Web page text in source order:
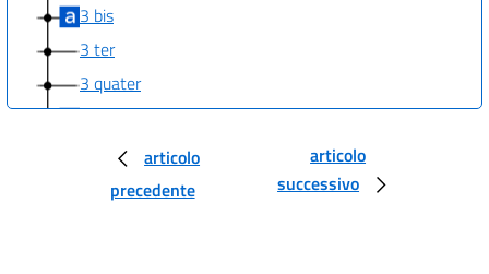
3 bis
3 ter
3 quater
3 quinquies
3 sexies
3 septies
articolo
precedente
articolo
successivo